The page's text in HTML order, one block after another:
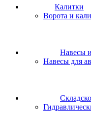
Калитки
Ворота и
Навесы
Навесы для